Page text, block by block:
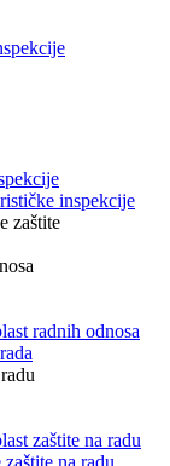
inspekcije
zaštite
radnih odnosa
zaštite na radu
na radu